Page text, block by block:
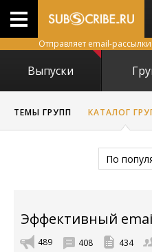
Отправляет email-
Выпуски
ТЕМЫ ГРУПП КАТАЛОГ
По
Эффективный
489 408 434